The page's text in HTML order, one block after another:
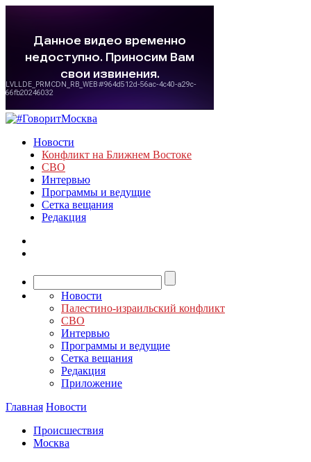
Новости
Конфликт на Ближнем Востоке
СВО
Интервью
Программы и ведущие
Сетка вещания
Редакция
Новости
Палестино-израильский конфликт
СВО
Интервью
Программы и ведущие
Сетка вещания
Редакция
Приложение
Главная Новости
Происшествия
Москва